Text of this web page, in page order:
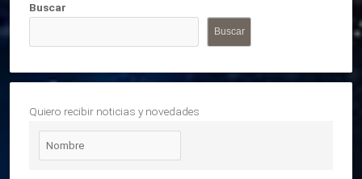
Buscar
Buscar
Quiero recibir noticias y novedades